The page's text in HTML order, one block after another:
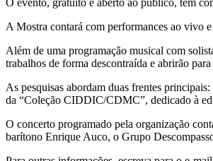
O evento, gratuito e aberto ao público, tem
A Mostra contará com performances ao vivo
Além de uma programação musical com
trabalhos de forma descontraída e abrirão
As pesquisas abordam duas frentes
da “Coleção CIDDIC/CDMC”, dedicado à
O concerto programado pela organização
barítono Enrique Auco, o Grupo